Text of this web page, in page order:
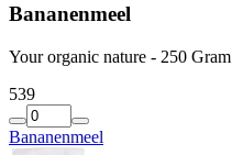
Bananenmeel
Your organic nature - 250 Gram
539
Bananenmeel